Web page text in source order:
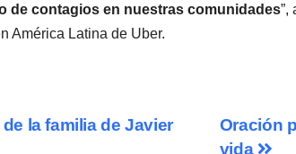
de contagios en nuestras comunidades”,
América Latina de Uber.
Oración
vida
la familia de Javier